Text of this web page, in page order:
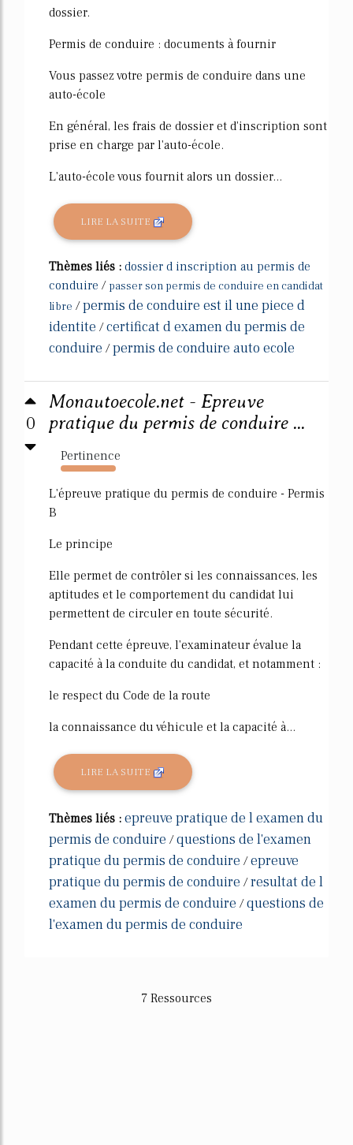
dossier.
Permis de conduire : documents à fournir
Vous passez votre permis de conduire dans une
auto-école
En général, les frais de dossier et d'inscription sont
prise en charge par l'auto-école.
L'auto-école vous fournit alors un dossier...
LIRE LA SUITE
Thèmes liés : dossier d inscription au permis de
conduire / passer son permis de conduire en candidat
libre /permis de conduire est il une piece d
identite /certificat d examen du permis de
conduire /permis de conduire auto ecole
0
Monautoecole.net - Epreuve
pratique du permis de conduire ...
Pertinence
821%
L'épreuve pratique du permis de conduire - Permis
B
Le principe
Elle permet de contrôler si les connaissances, les
aptitudes et le comportement du candidat lui
permettent de circuler en toute sécurité.
Pendant cette épreuve, l'examinateur évalue la
capacité à la conduite du candidat, et notamment :
le respect du Code de la route
la connaissance du véhicule et la capacité à...
LIRE LA SUITE
Thèmes liés : epreuve pratique de l examen du
permis de conduire /questions de l'examen
pratique du permis de conduire /epreuve
pratique du permis de conduire /resultat de l
examen du permis de conduire /questions de
l'examen du permis de conduire
7 Ressources